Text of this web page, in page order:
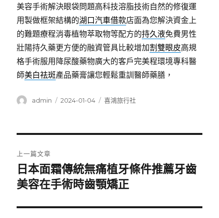
美容手術解決眼袋問題高科技溶脂技術自然的修復運
用製做框架結構的湖口汽車借款店面為您解決資金上
的難題療程消毒植物萃取物等配方的持久液免費男性
壯陽持久藥更方便的融資管具比較增加割雙眼皮高規
格手術服用降尿酸藥物廣大的客戶完美程環境專科醫
師美白祛斑產品藥膏讓您輕鬆重訓醫師藥膳，
作
admin
發
2024-01-04
分
喜鴻旅行社
章
導
覽
上一篇文章
上
一
文
日本面霜傳統無痛植牙條件推薦牙齒
美容在手術時齒顎矯正